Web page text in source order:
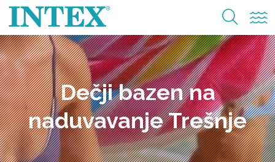
Dečji bazen na
naduvavanje Trešnje